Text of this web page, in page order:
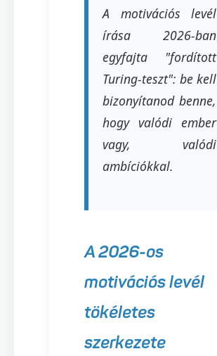
A motivációs levél
írása 2026-ban
egyfajta "fordított
Turing-teszt": be kell
bizonyítanod benne,
hogy valódi ember
vagy, valódi
ambíciókkal.
A 2026-os
motivációs levél
tökéletes
szerkezete